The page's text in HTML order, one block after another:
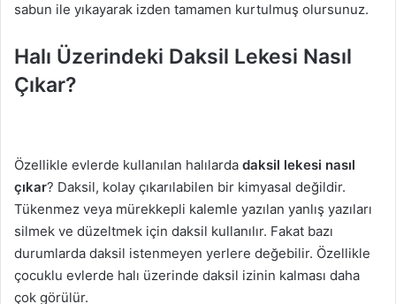
sabun ile yıkayarak izden tamamen kurtulmuş olursunuz.
Halı Üzerindeki Daksil Lekesi Nasıl
Çıkar?
Özellikle evlerde kullanılan halılarda daksil lekesi nasıl
çıkar? Daksil, kolay çıkarılabilen bir kimyasal değildir.
Tükenmez veya mürekkepli kalemle yazılan yanlış yazıları
silmek ve düzeltmek için daksil kullanılır. Fakat bazı
durumlarda daksil istenmeyen yerlere değebilir. Özellikle
çocuklu evlerde halı üzerinde daksil izinin kalması daha
çok görülür.